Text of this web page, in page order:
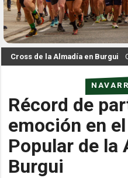
Récord de
emoción en
Popular de la
Burgui
Cross de la Almadía en Burgui